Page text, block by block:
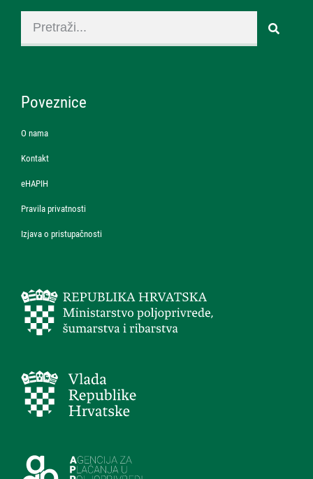
Poveznice
O nama
Kontakt
eHAPIH
Pravila privatnosti
Izjava o pristupačnosti